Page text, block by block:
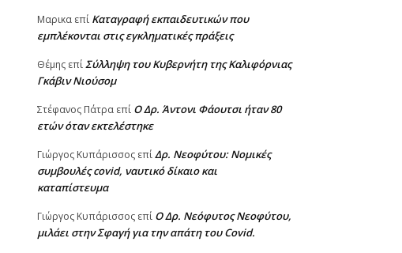
Μαρικα επί Καταγραφή εκπαιδευτικών που
εμπλέκονται στις εγκληματικές πράξεις
Θέμης επίΣύλληψη του Κυβερνήτη της Καλιφόρνιας
Γκάβιν Νιούσομ
Στέφανος Πάτρα επί Ο Δρ. Άντονι Φάουτσι ήταν 80
ετών όταν εκτελέστηκε
Γιώργος Κυπάρισσος επίΔρ. Νεοφύτου: Νομικές
συμβουλές covid, ναυτικό δίκαιο και
καταπίστευμα
Γιώργος Κυπάρισσος επί Ο Δρ. Νεόφυτος Νεοφύτου,
μιλάει στην Σφαγή για την απάτη του Covid.